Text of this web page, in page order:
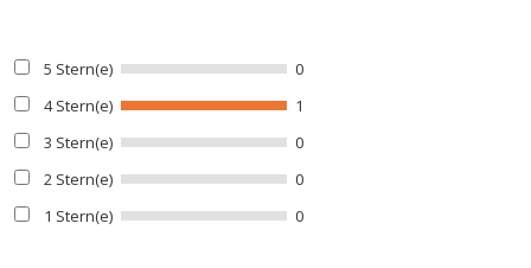
5 Stern(e)
0
4 Stern(e)
1
3 Stern(e)
0
2 Stern(e)
0
1 Stern(e)
0